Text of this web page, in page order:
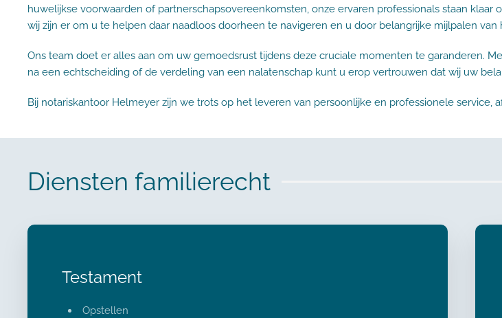
huwelijkse voorwaarden of partnerschapsovereenkomsten, onze ervaren professionals staan
wij zijn er om u te helpen daar naadloos doorheen te navigeren en u door belangrijke mijlpalen
Ons team doet er alles aan om uw gemoedsrust tijdens deze cruciale momenten te garanderen.
na een echtscheiding of de verdeling van een nalatenschap kunt u erop vertrouwen dat wij uw
Bij notariskantoor Helmeyer zijn we trots op het leveren van persoonlijke en professionele service,
Diensten familierecht
Testament
Opstellen